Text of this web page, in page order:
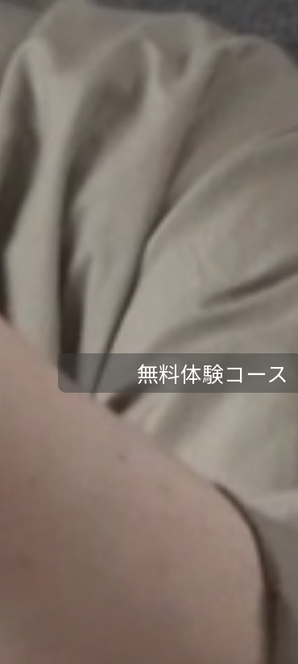
無料体験コース